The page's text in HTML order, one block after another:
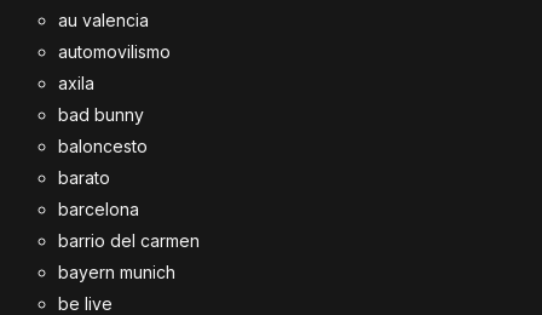
au valencia
automovilismo
axila
bad bunny
baloncesto
barato
barcelona
barrio del carmen
bayern munich
be live